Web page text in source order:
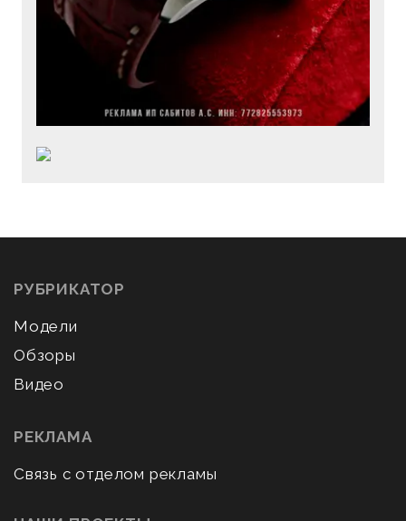
РУБРИКАТОР
Модели
Обзоры
Видео
РЕКЛАМА
Связь с отделом рекламы